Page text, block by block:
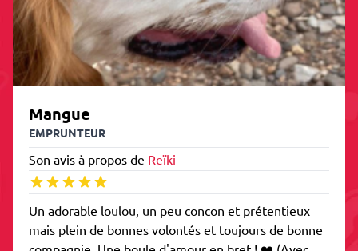
Mangue
EMPRUNTEUR
Son avis à propos de Reïki
Un adorable loulou, un peu concon et prétentieux
mais plein de bonnes volontés et toujours de bonne